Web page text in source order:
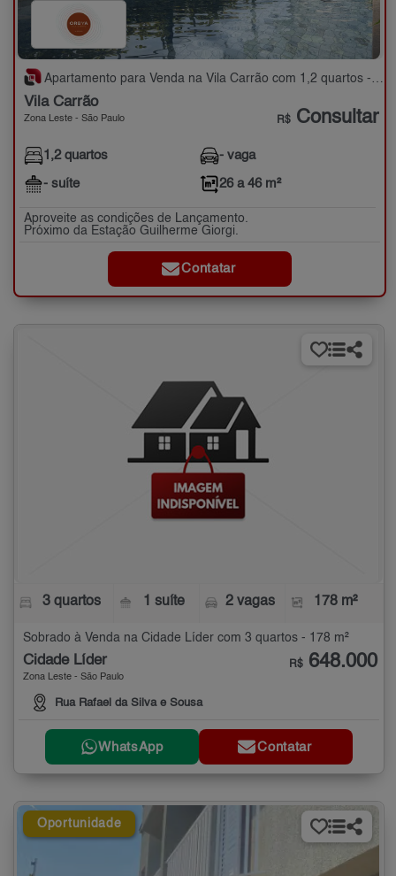
Apartamento para Venda na Vila Carrão com 1,2 quartos - 26 a 46 m²
Vila Carrão
Zona Leste - São Paulo R$ Consultar
1,2 quartos
- suíte
- vaga
26 a 46 m²
Aproveite as condições de Lançamento.
Próximo da Estação Guilherme Giorgi.
Contatar
3 quartos 1 suíte 2 vagas 178 m²
Sobrado à Venda na Cidade Líder com 3 quartos - 178 m²
Cidade Líder
Zona Leste - São Paulo
Rua Rafael da Silva e Sousa
R$ 648.000
WhatsApp Contatar
Oportunidade